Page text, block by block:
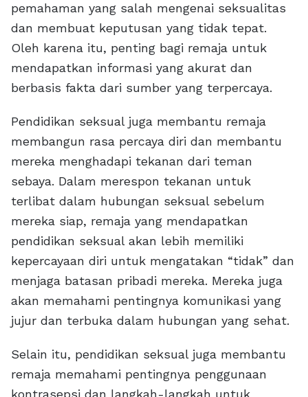
pemahaman yang salah mengenai seksualitas
dan membuat keputusan yang tidak tepat.
Oleh karena itu, penting bagi remaja untuk
mendapatkan informasi yang akurat dan
berbasis fakta dari sumber yang terpercaya.
Pendidikan seksual juga membantu remaja
membangun rasa percaya diri dan membantu
mereka menghadapi tekanan dari teman
sebaya. Dalam merespon tekanan untuk
terlibat dalam hubungan seksual sebelum
mereka siap, remaja yang mendapatkan
pendidikan seksual akan lebih memiliki
kepercayaan diri untuk mengatakan “tidak” dan
menjaga batasan pribadi mereka. Mereka juga
akan memahami pentingnya komunikasi yang
jujur dan terbuka dalam hubungan yang sehat.
Selain itu, pendidikan seksual juga membantu
remaja memahami pentingnya penggunaan
kontrasepsi dan langkah-langkah untuk